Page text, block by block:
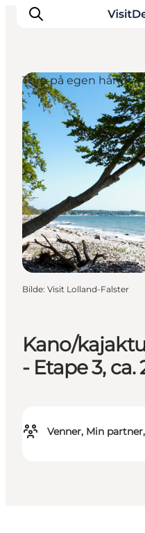
Inspirasjon
Reisemål
Aktiviteter
Overnatting
Planlegg reisen
Kano/
- Etape 3,
Venner, Min
Ture på egen hånd
Bilde: Visit Lolland-Falster